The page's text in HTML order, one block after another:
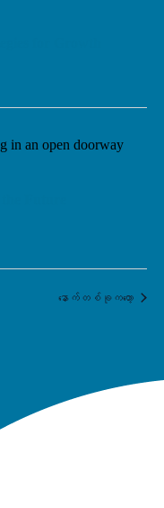
နောက်တစ်ခုကတော့အဲ့ဒါနဲ့